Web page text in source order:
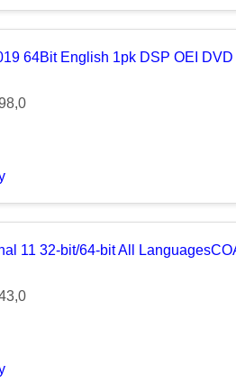
64Bit English 1pk DSP OEI DVD
11 32-bit/64-bit All